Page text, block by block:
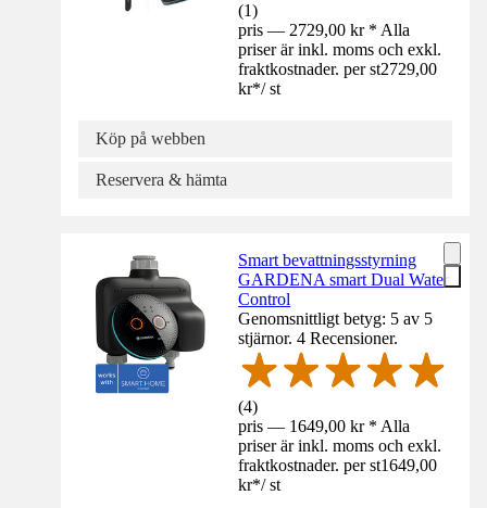
(1)
pris — 2729,00 kr * Alla
priser är inkl. moms och exkl.
fraktkostnader. per st2729,00
kr*/ st
Köp på webben
Reservera & hämta
Smart bevattningsstyrning
GARDENA smart Dual Water
Control
Genomsnittligt betyg: 5 av 5
stjärnor. 4 Recensioner.
(4)
pris — 1649,00 kr * Alla
priser är inkl. moms och exkl.
fraktkostnader. per st1649,00
kr*/ st